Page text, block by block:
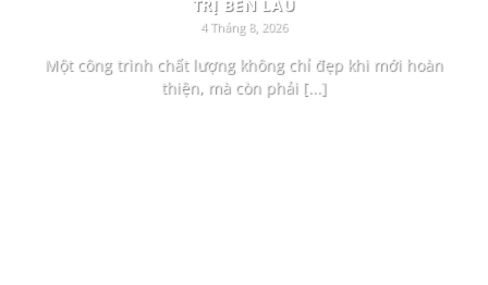
TRỊ BỀN LÂU
4 Tháng 8, 2026
Một công trình chất lượng không chỉ đẹp khi mới hoàn
thiện, mà còn phải [...]